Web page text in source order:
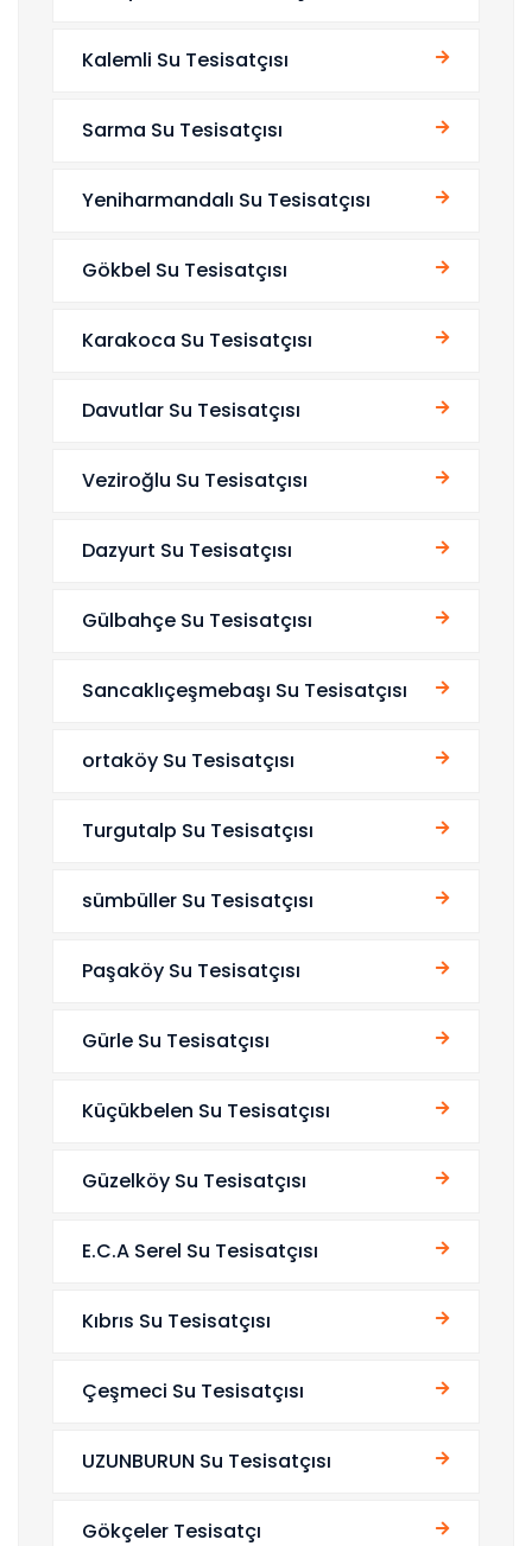
Kalemli Su Tesisatçısı
Sarma Su Tesisatçısı
Yeniharmandalı Su Tesisatçısı
Gökbel Su Tesisatçısı
Karakoca Su Tesisatçısı
Davutlar Su Tesisatçısı
Veziroğlu Su Tesisatçısı
Dazyurt Su Tesisatçısı
Gülbahçe Su Tesisatçısı
Sancaklıçeşmebaşı Su Tesisatçısı
ortaköy Su Tesisatçısı
Turgutalp Su Tesisatçısı
sümbüller Su Tesisatçısı
Paşaköy Su Tesisatçısı
Gürle Su Tesisatçısı
Küçükbelen Su Tesisatçısı
Güzelköy Su Tesisatçısı
E.C.A Serel Su Tesisatçısı
Kıbrıs Su Tesisatçısı
Çeşmeci Su Tesisatçısı
UZUNBURUN Su Tesisatçısı
Gökçeler Tesisatçı